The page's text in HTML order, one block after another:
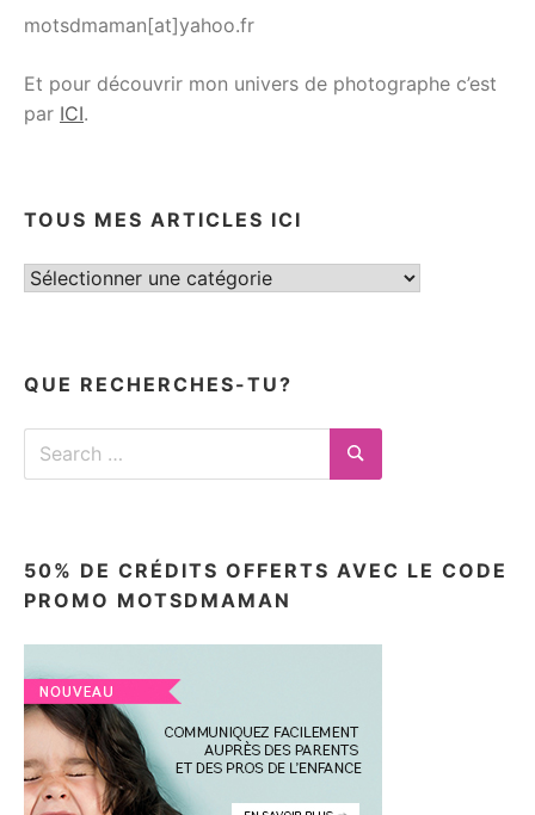
motsdmaman[at]yahoo.fr
Et pour découvrir mon univers de photographe c’est
par ICI.
TOUS MES ARTICLES ICI
Tous
QUE RECHERCHES-TU?
Search
Search
50% DE CRÉDITS OFFERTS AVEC LE CODE
PROMO MOTSDMAMAN